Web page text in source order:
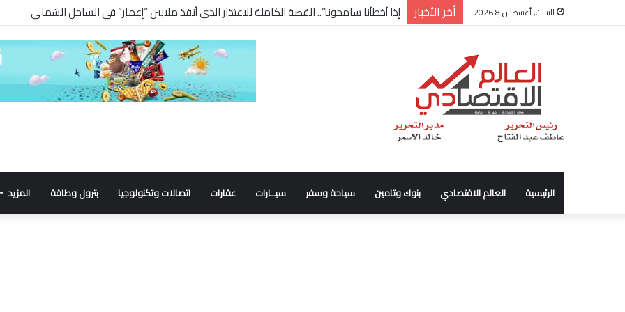
السبت, أغسطس 8 2026 أخر الأخبار شركة “Scope Developments” تعلن تولي أحمد كمال عيسى منصب الرئيس التنفيذي للقطاع التجاري
الرئيسية العالم الاقتصادي بنوك وتامين سياحة وسفر سيــارات عقارات اتصالات وتكنولوجيا بترول وطاقة المزيد